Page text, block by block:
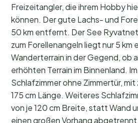
Freizeitangler, die ihrem Hobby
können. Der gute Lachs- und
50 km entfernt. Der See
zum Forellenangeln liegt nur 5
Wanderterrain in der Gegend, ob
erhöhten Terrain im Binnenland.
Schlafzimmer ohne Zimmertür,
175 cm Länge. Weiteres
von je 120 cm Breite, statt Wand
einen großen Vorhang